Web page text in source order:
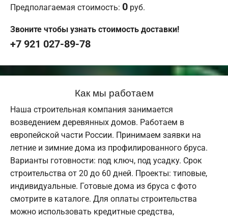
Предполагаемая стоимость: 0 руб.
Звоните чтобы узнать стоимость доставки!
+7 921 027-89-78
Как мы работаем
Наша строительная компания занимается
возведением деревянных домов. Работаем в
европейской части России. Принимаем заявки на
летние и зимние дома из профилированного бруса.
Варианты готовности: под ключ, под усадку. Срок
строительства от 20 до 60 дней. Проекты: типовые,
индивидуальные. Готовые дома из бруса с фото
смотрите в каталоге. Для оплаты строительства
можно использовать кредитные средства,